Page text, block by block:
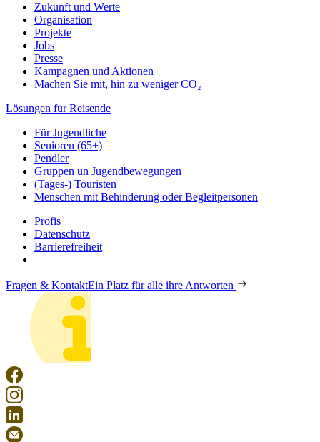
Zukunft und Werte
Organisation
Projekte
Jobs
Presse
Kampagnen und Aktionen
Machen Sie mit, hin zu weniger CO₂
Lösungen für Reisende
Für Jugendliche
Senioren (65+)
Pendler
Gruppen un Jugendbewegungen
(Tages-) Touristen
Menschen mit Behinderung oder Begleitpersonen
Profis
Datenschutz
Barrierefreiheit
Fragen & KontaktEin Platz für alle ihre Antworten